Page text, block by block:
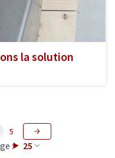
la solution
: 25
5